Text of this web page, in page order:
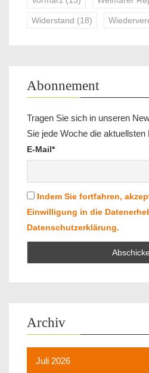
Widerstand (18)
Abonnement
Tragen Sie sich in unseren
Sie jede Woche die aktuellsten
E-Mail*
Indem Sie fortfahren,
Einwilligung in die
Datenschutzerklärung.
Archiv
Juli 2026